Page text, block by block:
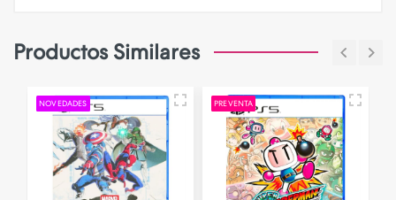
Productos Similares
NOVEDADES PREVENTA